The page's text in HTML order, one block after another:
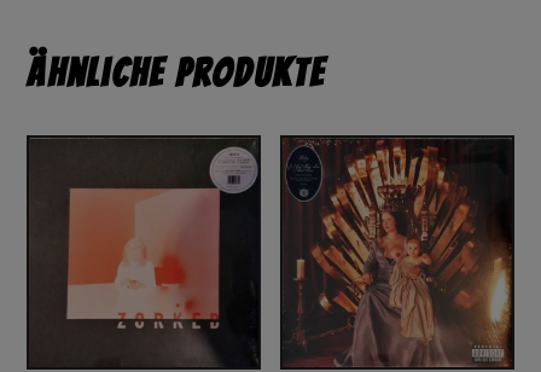
Ähnliche Produkte